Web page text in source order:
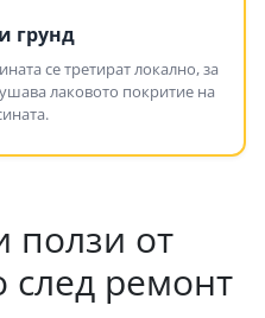
грунд
се третират локално, за
лаковото покритие на
ползи от
след ремонт